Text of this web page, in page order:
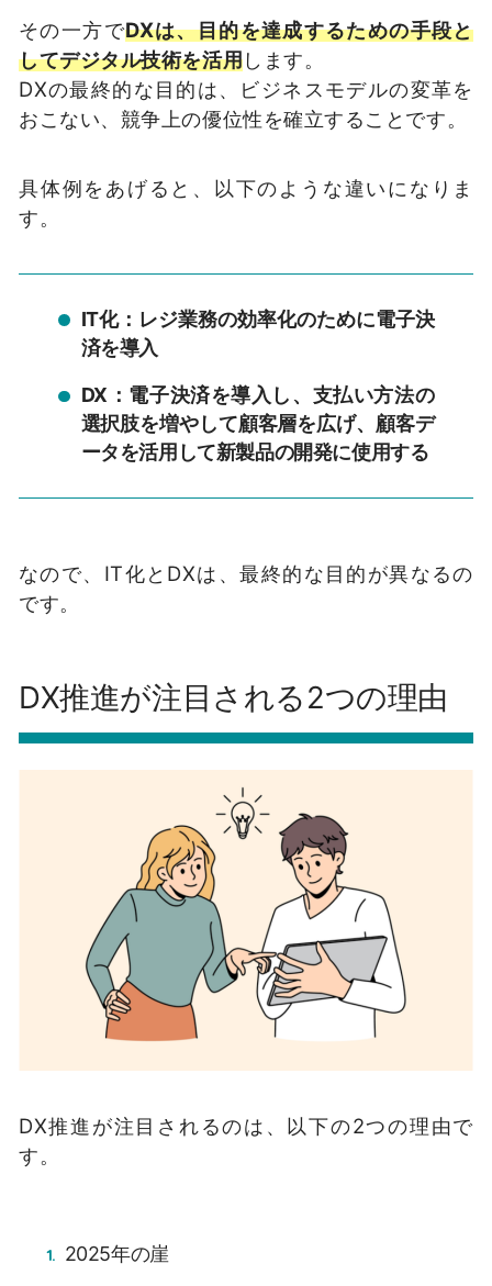
その一方でDXは、目的を達成するための手段と
してデジタル技術を活用します。
DXの最終的な目的は、ビジネスモデルの変革を
おこない、競争上の優位性を確立することです。
具体例をあげると、以下のような違いになりま
す。
IT化：レジ業務の効率化のために電子決
済を導入
DX：電子決済を導入し、支払い方法の
選択肢を増やして顧客層を広げ、顧客デ
ータを活用して新製品の開発に使用する
なので、IT化とDXは、最終的な目的が異なるの
です。
DX推進が注目される2つの理由
DX推進が注目されるのは、以下の2つの理由で
す。
2025年の崖